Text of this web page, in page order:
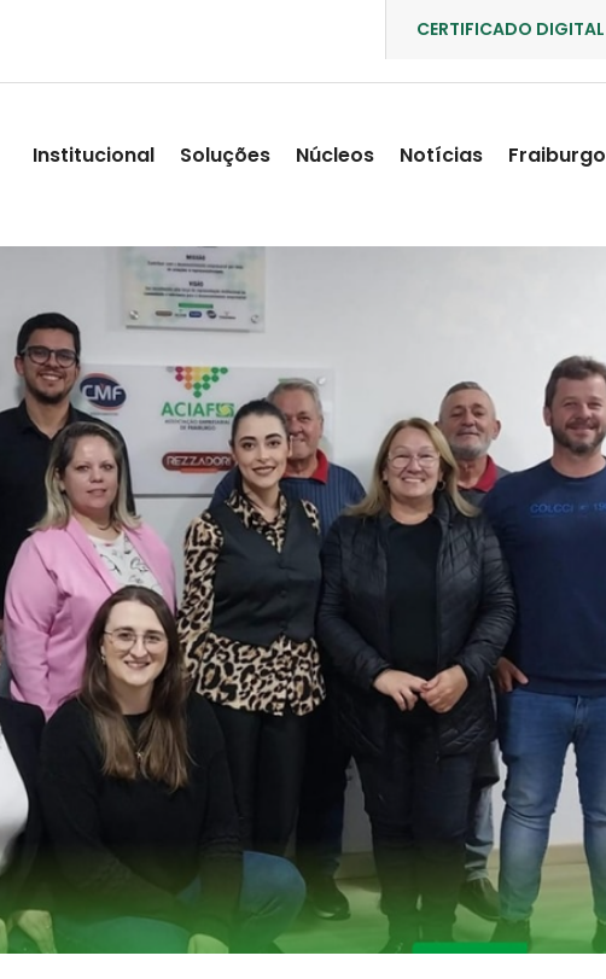
CERTIFICADO DIGITAL
Institucional Soluções Núcleos Notícias Fraiburgo